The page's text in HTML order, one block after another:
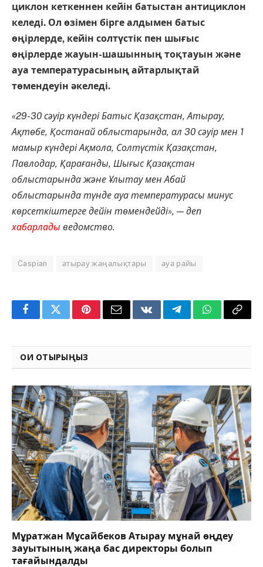
циклон кеткеннен кейін батыстан антициклон
келеді. Ол өзімен бірге алдымен батыс
өңірлерде, кейін солтүстік пен шығыс
өңірлерде жауын-шашынның тоқтауын және
ауа температурасының айтарлықтай
төмендеуін әкеледі.
«29-30 сәуір күндері Батыс Қазақстан, Атырау,
Ақтөбе, Қостанай облыстарында, ал 30 сәуір мен 1
мамыр күндері Ақмола, Солтүстік Қазақстан,
Павлодар, Қарағанды, Шығыс Қазақстан
облыстарында және Ұлытау мен Абай
облыстарында түнде ауа температурасы минус
көрсеткіштерге дейін төмендейді», — деп
хабарлады ведомство.
Caspian атырау жаңалықтары ауа райы
FacebookTwitterPinterestEmail VKontakteTelegramWhatsApp
Copy
ОҚИ ОТЫРЫҢЫЗ
Мұратжан Мұсайбеков Атырау мұнай өңдеу
зауытының жаңа бас директоры болып
тағайындалды